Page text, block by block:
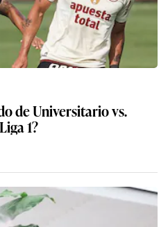
de Universitario vs.
1?